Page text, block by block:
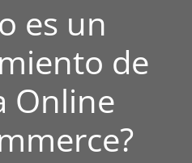
es un
de
Online